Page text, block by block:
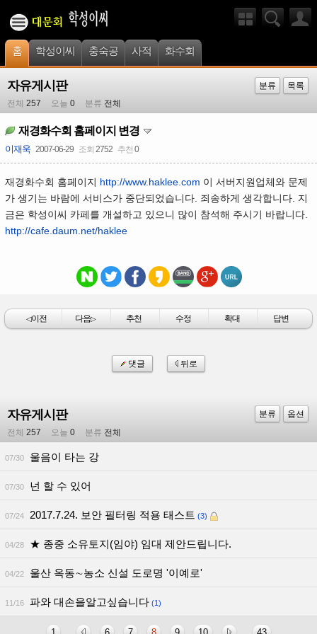
홈 학성이씨 충숙공 사적 화수회
자유게시판 분류
목록
전체 257 오늘 0 분류 전체
재경화수회 홈페이지 변경
이재욱 2007-06-29 조회 2752 추천 0
재경화수회 홈페이지 http://www.haklee.com 이 서버지원업체와 문제
가 생기는 바람에 서비스가 중단되었습니다. 죄송하게 생각합니다. 지
금은 학성이씨 카페를 개설하고 있으니 많이 참석해 주시기 바랍니다.
http://cafe.daum.net/haklee
◁이전 다음▷ 추천 수정 확대 답변
댓글 뒤로
자유게시판 분류
옵션
전체 257 오늘 0 분류 전체
07/30 울음이 타는 강
07/30 넌 할 수 있어
07/24 2017.7.24. 보안 필터링 적용 태스트 (3)
04/28 ★ 종중 소유토지(임야) 임대 제안드립니다.
04/22 울산 옥동∼농소 신설 도로명 '이예로'
11/16 파와 대손을알고싶습니다 (1)